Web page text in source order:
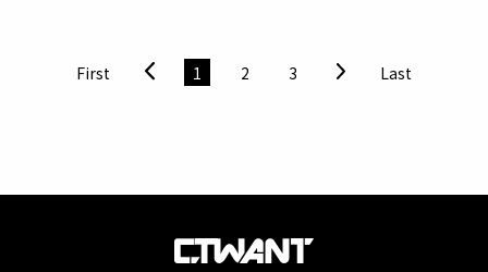
商的建案品質是否可信任、甚至將來是否有跑路的疑慮。她
覺得某些問題對自己影響不大，但也有點擔心，又卡在「目
議。（示意圖／取自Pexels） 對此，許多網友紛紛留言提
買：「當然買房還是一股衝動，房價飆升的速度出乎意
First 1 2 3 Last